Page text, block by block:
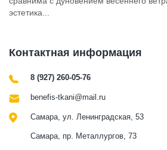
эстетика...
Контактная информация
8 (927) 260-05-76
benefis-tkani@mail.ru
Самара, ул. Ленинградская, 53
Самара, пр. Металлургов, 73